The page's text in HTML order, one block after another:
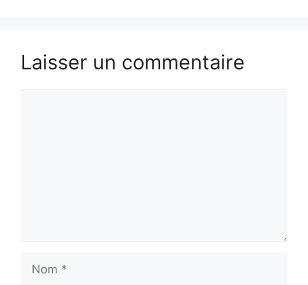
Laisser un commentaire
Nom